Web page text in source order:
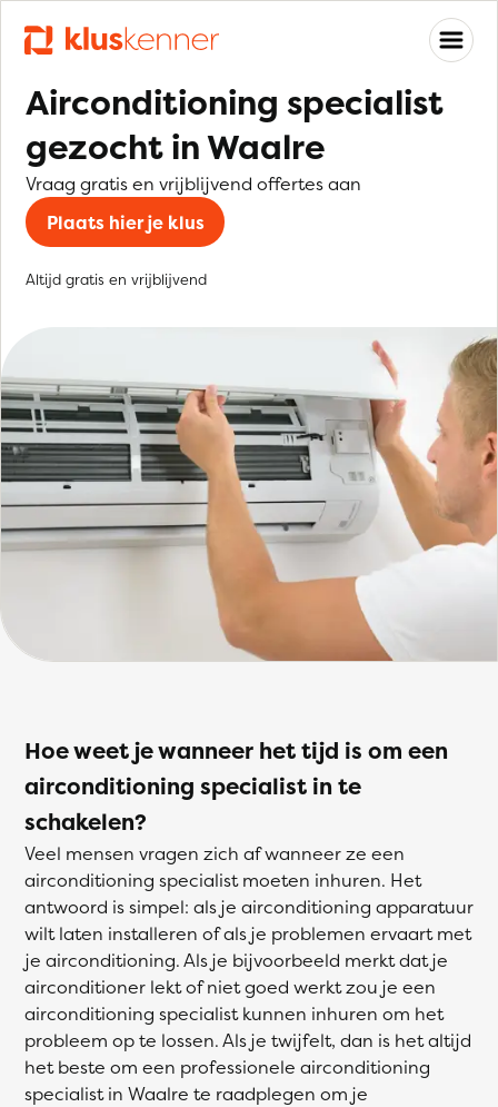
Airconditioning specialist
gezocht in Waalre
Vraag gratis en vrijblijvend offertes aan
Plaats hier je klus
Altijd gratis en vrijblijvend
Hoe weet je wanneer het tijd is om een
airconditioning specialist in te
schakelen?
Veel mensen vragen zich af wanneer ze een
airconditioning specialist moeten inhuren. Het
antwoord is simpel: als je airconditioning apparatuur
wilt laten installeren of als je problemen ervaart met
je airconditioning. Als je bijvoorbeeld merkt dat je
airconditioner lekt of niet goed werkt zou je een
airconditioning specialist kunnen inhuren om het
probleem op te lossen. Als je twijfelt, dan is het altijd
het beste om een professionele airconditioning
specialist in Waalre te raadplegen om je